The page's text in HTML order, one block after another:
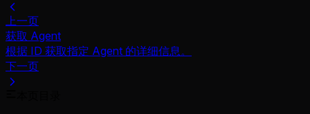
上一页
获取 Agent
根据 ID 获取指定 Agent 的详细信息。
下一页